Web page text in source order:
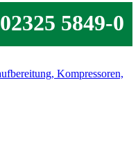
02325 5849-0